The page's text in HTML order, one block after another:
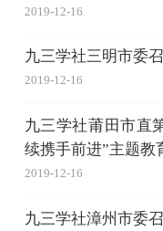
2019-12-16
九三学社三明市委
2019-12-16
九三学社莆田市直
续携手前进”主题教
2019-12-16
九三学社漳州市委